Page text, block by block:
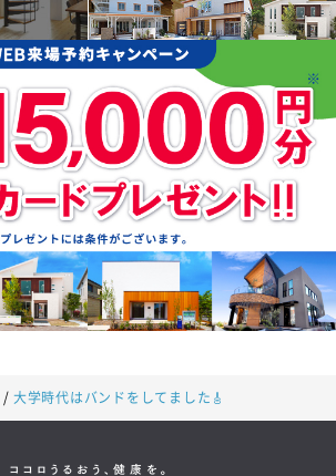
大学時代はバンドをしてました🎸